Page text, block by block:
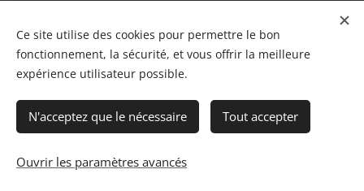
Cookies
Ce site utilise des cookies pour permettre le bon
fonctionnement, la sécurité, et vous offrir la meilleure
expérience utilisateur possible.
N'acceptez que le nécessaire Tout accepter
Ouvrir les paramètres avancés